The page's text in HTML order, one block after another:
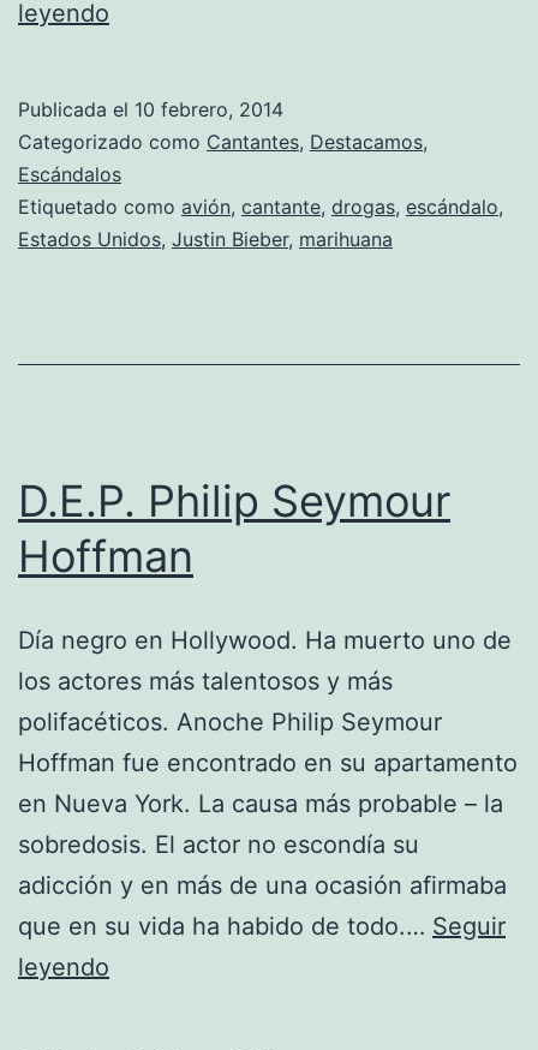
leyendo
Malote
Bieber
Publicada el 10 febrero, 2014
Categorizado como Cantantes, Destacamos,
Escándalos
Etiquetado como avión, cantante, drogas, escándalo,
Estados Unidos, Justin Bieber, marihuana
D.E.P. Philip Seymour
Hoffman
Día negro en Hollywood. Ha muerto uno de
los actores más talentosos y más
polifacéticos. Anoche Philip Seymour
Hoffman fue encontrado en su apartamento
en Nueva York. La causa más probable – la
sobredosis. El actor no escondía su
adicción y en más de una ocasión afirmaba
que en su vida ha habido de todo.… Seguir
leyendo